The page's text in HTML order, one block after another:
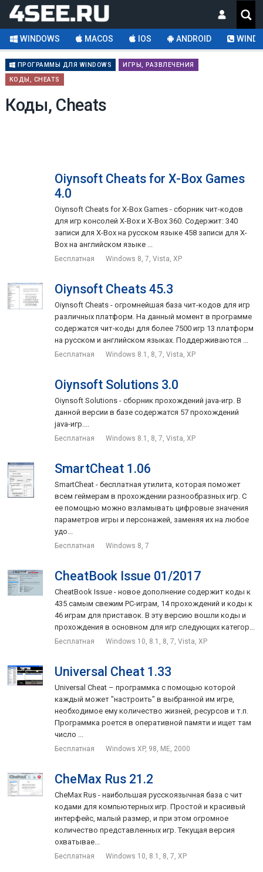
WINDOWS MACOS IOS ANDROID
ПРОГРАММЫ ДЛЯ WINDOWS
ИГРЫ, РАЗВЛЕЧЕНИЯ
КОДЫ, CHEATS
Коды, Cheats
Oiynsoft Cheats for X-Box Games
4.0
Oiynsoft Cheats for X-Box Games - сборник чит-кодов
для игр консолей X-Box и X-Box 360. Содержит: 340
записи для X-Box на русском языке 458 записи для X-
Box на английском языке ...
Бесплатная Windows 8, 7, Vista, XP
Oiynsoft Cheats 45.3
Oiynsoft Cheats - огромнейшая база чит-кодов для игр
различных платформ. На данный момент в программе
содержатся чит-коды для более 7500 игр 13 платформ
на русском и английском языках. Поддерживаются ...
Бесплатная Windows 8.1, 8, 7, Vista, XP
Oiynsoft Solutions 3.0
Oiynsoft Solutions - сборник прохождений java-игр. В
данной версии в базе содержатся 57 прохождений
java-игр....
Бесплатная Windows 8.1, 8, 7, Vista, XP
SmartCheat 1.06
SmartCheat - бесплатная утилита, которая поможет
всем геймерам в прохождении разнообразных игр. С
ее помощью можно взламывать цифровые значения
параметров игры и персонажей, заменяя их на любое
удо...
Бесплатная Windows 8, 7
CheatBook Issue 01/2017
CheatBook Issue - новое дополнение содержит коды к
435 самым свежим PC-играм, 14 прохождений и коды к
46 играм для приставок. В эту версию вошли коды и
прохождения в основном для игр следующих категор...
Бесплатная Windows 10, 8.1, 8, 7, Vista, XP
Universal Cheat 1.33
Universal Cheat – программка с помощью которой
каждый может "настроить" в выбранной им игре,
необходимое ему количество жизней, ресурсов и т.п.
Программка роется в оперативной памяти и ищет там
число ...
Бесплатная Windows XP, 98, ME, 2000
CheMax Rus 21.2
CheMax Rus - наибольшая русскоязычная база с чит
кодами для компьютерных игр. Простой и красивый
интерфейс, малый размер, и при этом огромное
количество представленных игр. Текущая версия
охватывае...
Бесплатная Windows 10, 8.1, 8, 7, XP